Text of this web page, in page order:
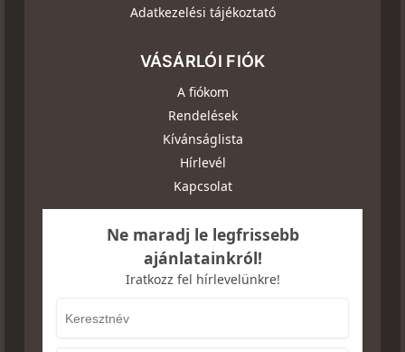
Adatkezelési tájékoztató
VÁSÁRLÓI FIÓK
A fiókom
Rendelések
Kívánságlista
Hírlevél
Kapcsolat
Ne maradj le legfrissebb
ajánlatainkról!
Iratkozz fel hírlevelünkre!